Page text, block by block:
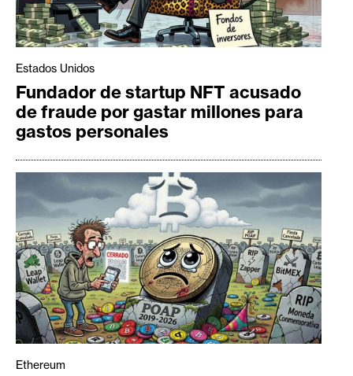
Estados Unidos
Fundador de startup NFT acusado
de fraude por gastar millones para
gastos personales
Ethereum